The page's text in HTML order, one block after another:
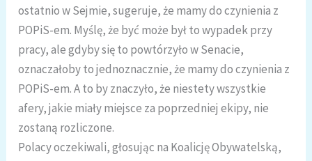
ostatnio w Sejmie, sugeruje, że mamy do czynienia z
POPiS-em. Myślę, że być może był to wypadek przy
pracy, ale gdyby się to powtórzyło w Senacie,
oznaczałoby to jednoznacznie, że mamy do czynienia z
POPiS-em. A to by znaczyło, że niestety wszystkie
afery, jakie miały miejsce za poprzedniej ekipy, nie
zostaną rozliczone.
Polacy oczekiwali, głosując na Koalicję Obywatelską,